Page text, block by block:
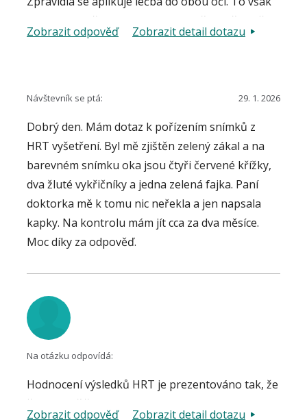
neznamená, že je tomu tak i ve Vašem případě.
Není zcela jasné, proč se obracíte na webovou
Zobrazit odpověď Zobrazit detail dotazu
Návštevník se ptá: 29. 1. 2026
Dobrý den. Mám dotaz k pořízením snímků z
HRT vyšetření. Byl mě zjištěn zelený zákal a na
barevném snímku oka jsou čtyři červené křížky,
dva žluté vykřičníky a jedna zelená fajka. Paní
doktorka mě k tomu nic neřekla a jen napsala
kapky. Na kontrolu mám jít cca za dva měsíce.
Moc díky za odpověď.
Na otázku odpovídá:
Hodnocení výsledků HRT je prezentováno tak, že
červené křížky znamenají hodnoty mimo mormu,
Zobrazit odpověď Zobrazit detail dotazu